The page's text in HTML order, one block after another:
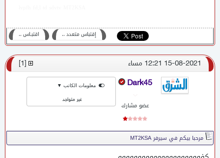
اقتبـاس ،، إقتباس متعدد ،،
15-08-2021 12:21 مساء 1
Dark45
عضو مشارك
معلومات الكاتب ▼
غير متواجد
مرحبا بيكم في سيرفر MT2KSA